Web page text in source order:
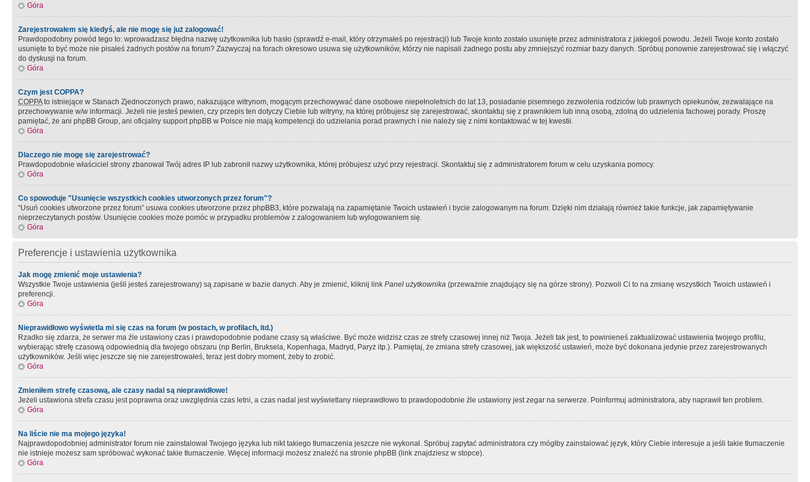
Góra
Zarejestrowałem się kiedyś, ale nie mogę się już zalogować!
Prawdopodobny powód tego to: wprowadzasz błędna nazwę użytkownika lub hasło (sprawdź e-mail, który otrzymałeś po rejestracji) lub Twoje konto zostało usunięte przez administratora z jakiegoś powodu. Jeżeli Twoje konto zostało
usunięte to być może nie pisałeś żadnych postów na forum? Zazwyczaj na forach okresowo usuwa się użytkowników, którzy nie napisali żadnego postu aby zmniejszyć rozmiar bazy danych. Spróbuj ponownie zarejestrować się i włączyć
do dyskusji na forum.
Góra
Czym jest COPPA?
COPPAto istniejące w Stanach Zjednoczonych prawo, nakazujące witrynom, mogącym przechowywać dane osobowe niepełnoletnich do lat 13, posiadanie pisemnego zezwolenia rodziców lub prawnych opiekunów, zezwalające na
przechowywanie w/w informacji. Jeżeli nie jesteś pewien, czy przepis ten dotyczy Ciebie lub witryny, na której próbujesz się zarejestrować, skontaktuj się z prawnikiem lub inną osobą, zdolną do udzielenia fachowej porady. Proszę
pamiętać, że ani phpBB Group, ani oficjalny support phpBB w Polsce nie mają kompetencji do udzielania porad prawnych i nie należy się z nimi kontaktować w tej kwestii.
Góra
Dlaczego nie mogę się zarejestrować?
Prawdopodobnie właściciel strony zbanował Twój adres IP lub zabronił nazwy użytkownika, której próbujesz użyć przy rejestracji. Skontaktuj się z administratorem forum w celu uzyskania pomocy.
Góra
Co spowoduje "Usunięcie wszystkich cookies utworzonych przez forum"?
“Usuń cookies utworzone przez forum” usuwa cookies utworzone przez phpBB3, które pozwalają na zapamiętanie Twoich ustawień i bycie zalogowanym na forum. Dzięki nim działają również takie funkcje, jak zapamiętywanie
nieprzeczytanych postów. Usunięcie cookies może pomóc w przypadku problemów z zalogowaniem lub wylogowaniem się.
Góra
Preferencje i ustawienia użytkownika
Jak mogę zmienić moje ustawienia?
Wszystkie Twoje ustawienia (jeśli jesteś zarejestrowany) są zapisane w bazie danych. Aby je zmienić, kliknij link Panel użytkownika (przeważnie znajdujący się na górze strony). Pozwoli Ci to na zmianę wszystkich Twoich ustawień i
preferencji.
Góra
Nieprawidłowo wyświetla mi się czas na forum (w postach, w profilach, itd.)
Rzadko się zdarza, że serwer ma źle ustawiony czas i prawdopodobnie podane czasy są właściwe. Być może widzisz czas ze strefy czasowej innej niż Twoja. Jeżeli tak jest, to powinieneś zaktualizować ustawienia twojego profilu,
wybierając strefę czasową odpowiednią dla twojego obszaru (np Berlin, Bruksela, Kopenhaga, Madryd, Paryż itp.). Pamiętaj, że zmiana strefy czasowej, jak większość ustawień, może być dokonana jedynie przez zarejestrowanych
użytkowników. Jeśli więc jeszcze się nie zarejestrowałeś, teraz jest dobry moment, żeby to zrobić.
Góra
Zmieniłem strefę czasową, ale czasy nadal są nieprawidłowe!
Jeżeli ustawiona strefa czasu jest poprawna oraz uwzględnia czas letni, a czas nadal jest wyświetlany nieprawdłowo to prawdopodobnie źle ustawiony jest zegar na serwerze. Poinformuj administratora, aby naprawił ten problem.
Góra
Na liście nie ma mojego języka!
Najprawdopodobniej administrator forum nie zainstalował Twojego języka lub nikt takiego tłumaczenia jeszcze nie wykonał. Spróbuj zapytać administratora czy mógłby zainstalować język, który Ciebie interesuje a jeśli takie tłumaczenie
nie istnieje możesz sam spróbować wykonać takie tłumaczenie. Więcej informacji możesz znaleźć na stronie phpBB (link znajdziesz w stopce).
Góra